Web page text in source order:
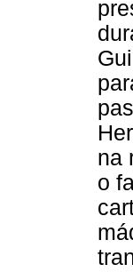
na
o